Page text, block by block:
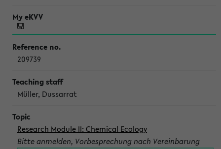
209739
Müller, Dussarrat
Research Module II: Chemical Ecology
Bitte anmelden, Vorbesprechung nach Vereinbarung